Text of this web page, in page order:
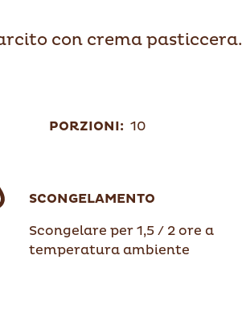
con crema pasticcera.
PORZIONI: 10
SCONGELAMENTO
Scongelare per 1,5 / 2 ore a
temperatura ambiente